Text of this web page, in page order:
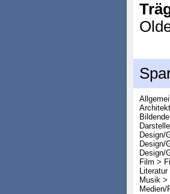
Design/
Design/
Design/
Film >
Musik >